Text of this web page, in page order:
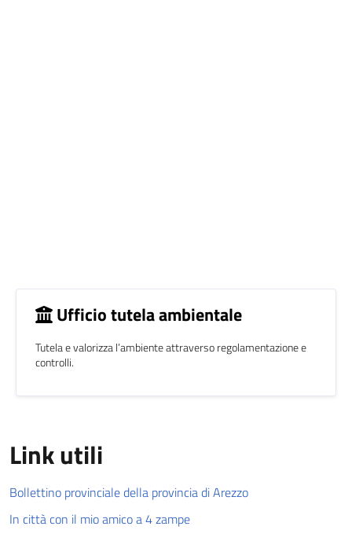
Ufficio tutela ambientale
Tutela e valorizza l’ambiente attraverso regolamentazione e
controlli.
Link utili
link utili
Bollettino provinciale della provincia di Arezzo
In città con il mio amico a 4 zampe